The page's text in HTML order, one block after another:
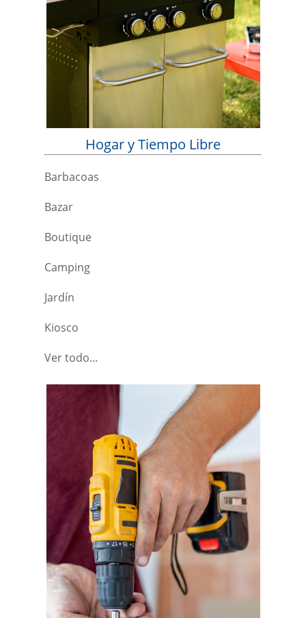
Hogar y Tiempo Libre
Barbacoas
Bazar
Boutique
Camping
Jardín
Kiosco
Ver todo...